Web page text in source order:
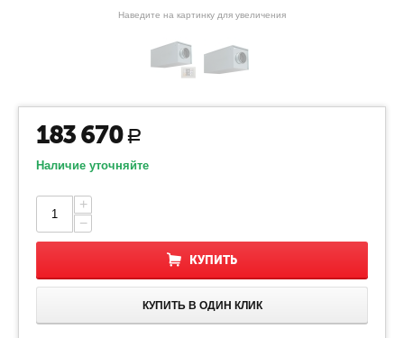
Наведите на картинку для увеличения
183 670 Р
Наличие уточняйте
+
−
КУПИТЬ
КУПИТЬ В ОДИН КЛИК